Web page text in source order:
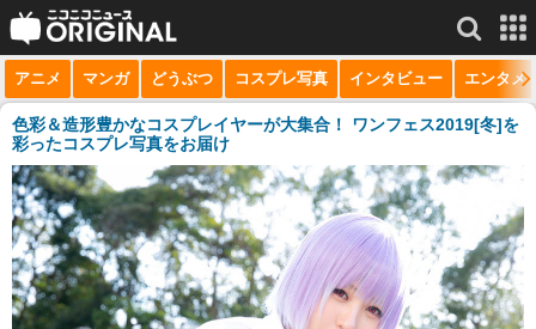
サービス一覧 もっと見る
niconico
動画
生放送
ニュース
チャンネル
アニメ マンガ どうぶつ コスプレ写真 インタビュー エンタメ
色彩＆造形豊かなコスプレイヤーが大集合！ ワンフェス2019[冬]を
彩ったコスプレ写真をお届け